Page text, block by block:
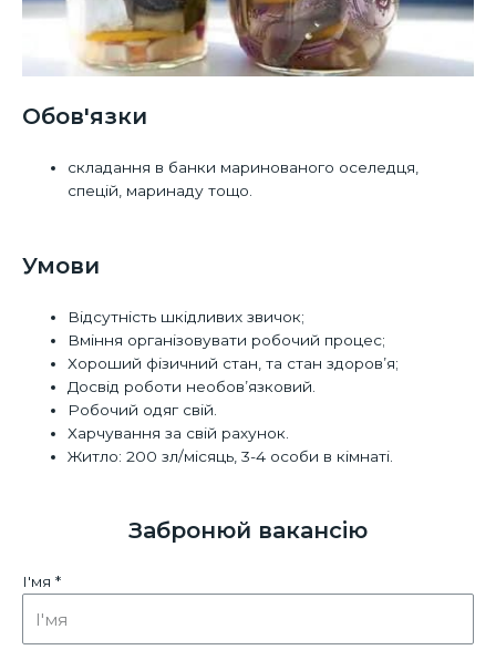
Обов'язки
складання в банки маринованого оселедця,
спецій, маринаду тощо.
Умови
Відсутність шкідливих звичок;
Вміння організовувати робочий процес;
Хороший фізичний стан, та стан здоров’я;
Досвід роботи необов’язковий.
Робочий одяг свій.
Харчування за свій рахунок.
Житло: 200 зл/місяць, 3-4 особи в кімнаті.
Забронюй вакансію
І'мя *